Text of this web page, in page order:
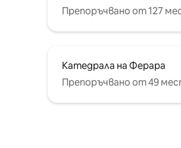
Препоръчвано от 127
Катедрала на Ферара
Препоръчвано от 49